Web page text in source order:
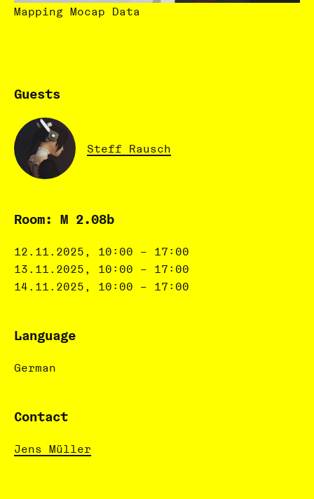
Mapping Mocap Data
Guests
Steff Rausch
Room: M 2.08b
12.11.2025, 10:00 – 17:00
13.11.2025, 10:00 – 17:00
14.11.2025, 10:00 – 17:00
Language
German
Contact
Jens Müller